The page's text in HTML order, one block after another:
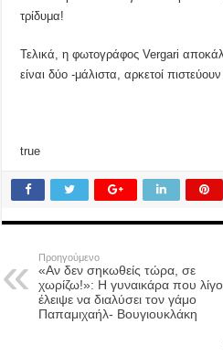
τρίδυμα!
Τελικά, η φωτογράφος Vergari
είναι δύο -μάλιστα, αρκετοί πιστεύουν
true
Προηγούμενο
«Αν δεν σηκωθείς τώρα, σε
χωρίζω!»: Η γυναικάρα που λίγο
έλειψε να διαλύσει τον γάμο
Παπαμιχαήλ- Βουγιουκλάκη